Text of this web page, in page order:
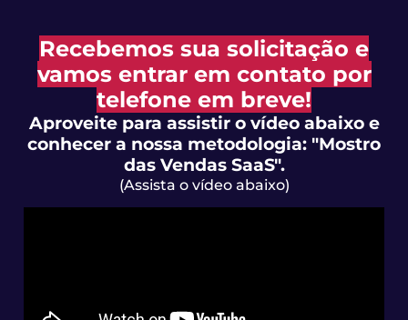
Recebemos sua solicitação e
vamos entrar em contato por
telefone em breve!
Aproveite para assistir o vídeo abaixo e
conhecer a nossa metodologia: "Mostro
das Vendas SaaS".
(Assista o vídeo abaixo)